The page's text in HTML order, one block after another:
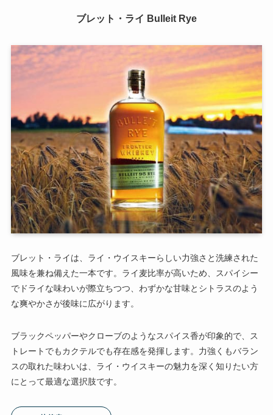
ブレット・ライ Bulleit Rye
ブレット・ライは、ライ・ウイスキーらしい力強さと洗練された
風味を兼ね備えた一本です。ライ麦比率が高いため、スパイシー
でドライな味わいが際立ちつつ、わずかな甘味とシトラスのよう
な爽やかさが後味に広がります。
ブラックペッパーやクローブのようなスパイス香が印象的で、ス
トレートでもカクテルでも存在感を発揮します。力強くもバラン
スの取れた味わいは、ライ・ウイスキーの魅力を深く知りたい方
にとって最適な選択肢です。